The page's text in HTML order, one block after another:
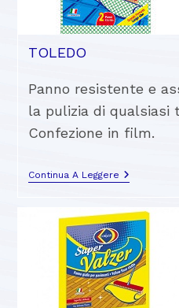
TOLEDO
Panno resistente e
la pulizia di qualsiasi
Confezione in film.
Continua A Leggere